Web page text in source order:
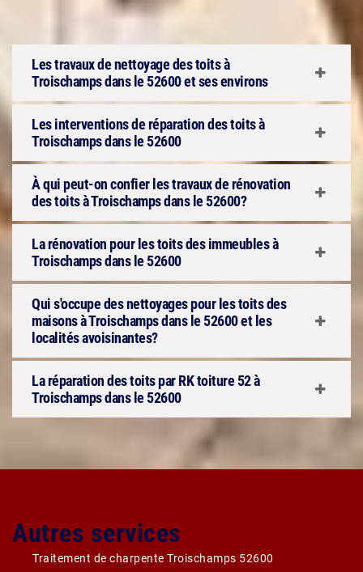
Les travaux de nettoyage des toits à
Troischamps dans le 52600 et ses environs
Les interventions de réparation des toits à
Troischamps dans le 52600
À qui peut-on confier les travaux de rénovation
des toits à Troischamps dans le 52600?
La rénovation pour les toits des immeubles à
Troischamps dans le 52600
Qui s'occupe des nettoyages pour les toits des
maisons à Troischamps dans le 52600 et les
localités avoisinantes?
La réparation des toits par RK toiture 52 à
Troischamps dans le 52600
Autres services
Traitement de charpente Troischamps 52600